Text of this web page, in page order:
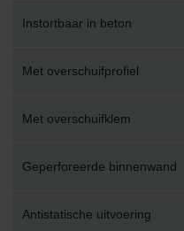
Instortbaar in beton
Met overschuifprofiel
Met overschuifklem
Geperforeerde binnenwand
Antistatische uitvoering